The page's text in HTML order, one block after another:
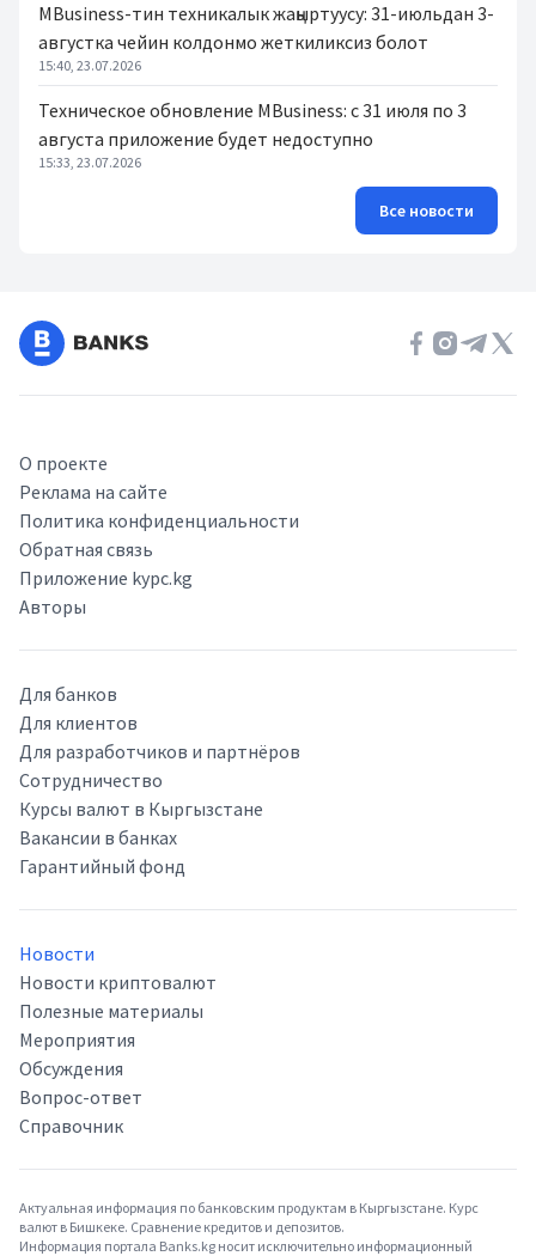
MBusiness-тин техникалык жаңыртуусу: 31-июльдан 3-
августка чейин колдонмо жеткиликсиз болот
15:40, 23.07.2026
Техническое обновление MBusiness: с 31 июля по 3
августа приложение будет недоступно
15:33, 23.07.2026
Все новости
О проекте
Реклама на сайте
Политика конфиденциальности
Обратная связь
Приложение kypc.kg
Авторы
Для банков
Для клиентов
Для разработчиков и партнёров
Сотрудничество
Курсы валют в Кыргызстане
Вакансии в банках
Гарантийный фонд
Новости
Новости криптовалют
Полезные материалы
Мероприятия
Обсуждения
Вопрос-ответ
Справочник
Актуальная информация по банковским продуктам в Кыргызстане. Курс
валют в Бишкеке. Сравнение кредитов и депозитов.
Информация портала Banks.kg носит исключительно информационный